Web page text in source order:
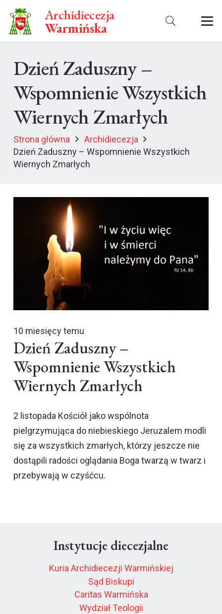
Archidiecezja
Warmińska
Dzień Zaduszny –
Wspomnienie Wszystkich
Wiernych Zmarłych
Strona główna
Archidiecezja
Dzień Zaduszny – Wspomnienie Wszystkich
Wiernych Zmarłych
10 miesięcy temu
Dzień Zaduszny –
Wspomnienie Wszystkich
Wiernych Zmarłych
2 listopada Kościół jako wspólnota
pielgrzymująca do niebieskiego Jeruzalem modli
się za wszystkich zmarłych, którzy jeszcze nie
dostąpili radości oglądania Boga twarzą w twarz i
przebywają w czyśćcu.
Instytucje diecezjalne
Kuria Archidiecezji Warmińskiej
Sąd Biskupi
Caritas Warmińska
Wydział Teologii